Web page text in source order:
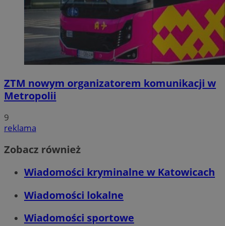
ZTM nowym organizatorem komunikacji w
Metropolii
9
reklama
Zobacz również
Wiadomości kryminalne w Katowicach
Wiadomości lokalne
Wiadomości sportowe